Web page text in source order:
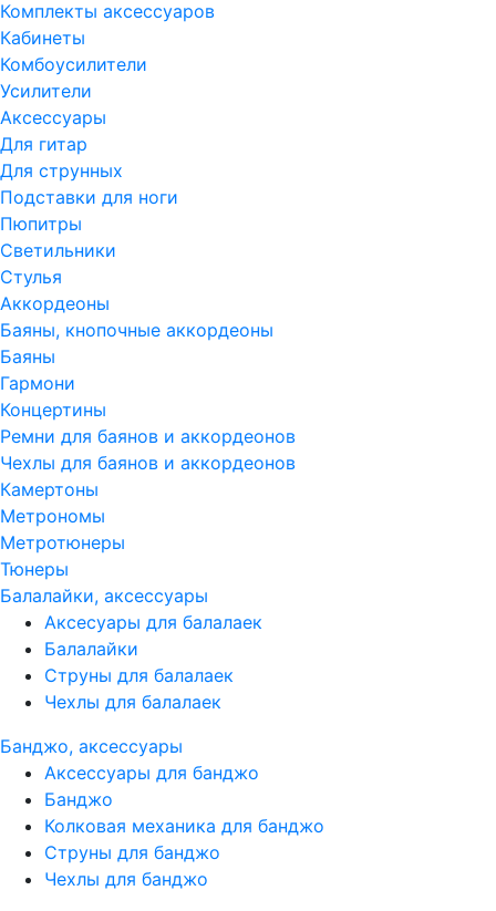
Комплекты аксессуаров
Кабинеты
Комбоусилители
Усилители
Аксессуары
Для гитар
Для струнных
Подставки для ноги
Пюпитры
Светильники
Стулья
Аккордеоны
Баяны, кнопочные аккордеоны
Баяны
Гармони
Концертины
Ремни для баянов и аккордеонов
Чехлы для баянов и аккордеонов
Камертоны
Метрономы
Метротюнеры
Тюнеры
Балалайки, аксессуары
Аксесуары для балалаек
Балалайки
Струны для балалаек
Чехлы для балалаек
Банджо, аксессуары
Аксессуары для банджо
Банджо
Колковая механика для банджо
Струны для банджо
Чехлы для банджо